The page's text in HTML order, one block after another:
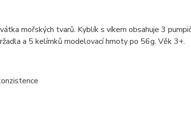
mořských tvarů. Kyblík s víkem obsahuje 3
a 5 kelímků modelovací hmoty po 56g. Věk 3+.